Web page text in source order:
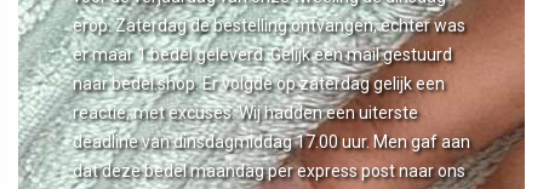
erop. Zaterdag de bestelling ontvangen, echter was
er maar 1 bedel geleverd. Gelijk een mail gestuurd
naar bedel.shop. Er volgde op zaterdag gelijk een
reactie, met excuses. Wij hadden een uiterste
deadline van dinsdagmiddag 17.00 uur. Men gaf aan
dat deze bedel maandag per express post naar ons